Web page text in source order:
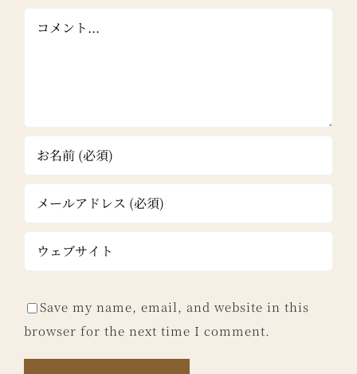
Save my name, email, and website in this
browser for the next time I comment.